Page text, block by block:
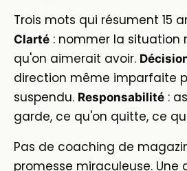
Trois mots qui résument 15
Clarté : nommer la situation
qu'on aimerait avoir.
direction même imparfaite
suspendu. Responsabilité :
garde, ce qu'on quitte, ce
Pas de coaching de
promesse miraculeuse. Une